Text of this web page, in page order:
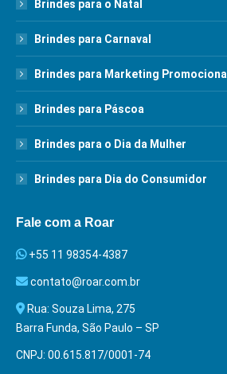
Brindes para o Natal
Brindes para Carnaval
Brindes para Marketing Promocional
Brindes para Páscoa
Brindes para o Dia da Mulher
Brindes para Dia do Consumidor
Fale com a Roar
+55 11 98354-4387
contato@roar.com.br
Rua: Souza Lima, 275
Barra Funda, São Paulo – SP
CNPJ: 00.615.817/0001-74